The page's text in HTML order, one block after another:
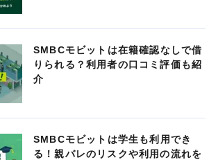
SMBCモビットは在籍確認なしで借
りられる？利用者の口コミ評価も紹
介
SMBCモビットは学生も利用でき
る！親バレのリスクや利用の流れを